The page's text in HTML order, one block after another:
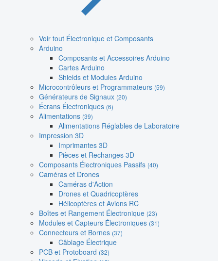
Voir tout Électronique et Composants
Arduino
Composants et Accessoires Arduino
Cartes Arduino
Shields et Modules Arduino
Microcontrôleurs et Programmateurs (59)
Générateurs de Signaux (20)
Écrans Électroniques (6)
Alimentations (39)
Alimentations Réglables de Laboratoire
Impression 3D
Imprimantes 3D
Pièces et Rechanges 3D
Composants Électroniques Passifs (40)
Caméras et Drones
Caméras d'Action
Drones et Quadricoptères
Hélicoptères et Avions RC
Boîtes et Rangement Électronique (23)
Modules et Capteurs Électroniques (31)
Connecteurs et Bornes (37)
Câblage Électrique
PCB et Protoboard (32)